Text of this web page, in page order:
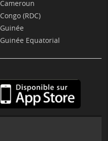
Cameroun
Congo (RDC)
Guinée
Guinée Equatorial